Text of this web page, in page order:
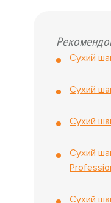
Сухий
Сухий
Сухий
Сухий
Сухий